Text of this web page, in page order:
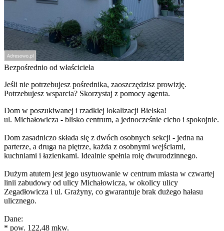
Bezpośrednio od właściciela
Jeśli nie potrzebujesz pośrednika, zaoszczędzisz prowizję.
Potrzebujesz wsparcia? Skorzystaj z pomocy agenta.
Dom w poszukiwanej i rzadkiej lokalizacji Bielska!
ul. Michałowicza - blisko centrum, a jednocześnie cicho i spokojnie.
Dom zasadniczo składa się z dwóch osobnych sekcji - jedna na
parterze, a druga na piętrze, każda z osobnymi wejściami,
kuchniami i łazienkami. Idealnie spełnia rolę dwurodzinnego.
Dużym atutem jest jego usytuowanie w centrum miasta w czwartej
linii zabudowy od ulicy Michałowicza, w okolicy ulicy
Zegadłowicza i ul. Grażyny, co gwarantuje brak dużego hałasu
ulicznego.
Dane:
* pow. 122,48 mkw.